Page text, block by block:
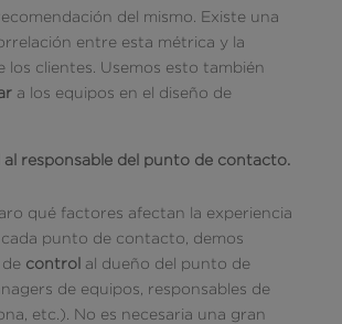
del mismo. Existe una
entre esta métrica y la
los clientes. Usemos esto también
a los equipos en el diseño de
responsable del punto de contacto.
qué factores afectan la experiencia
punto de contacto, demos
control al dueño del punto de
de equipos, responsables de
etc.). No es necesaria una gran